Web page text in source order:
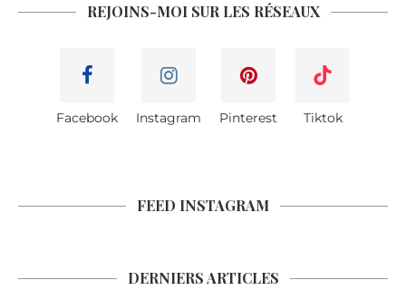
REJOINS-MOI SUR LES RÉSEAUX
Facebook Instagram Pinterest Tiktok
FEED INSTAGRAM
DERNIERS ARTICLES